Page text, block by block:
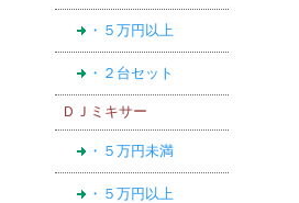
・５万円以上
・２台セット
ＤＪミキサー
・５万円未満
・５万円以上